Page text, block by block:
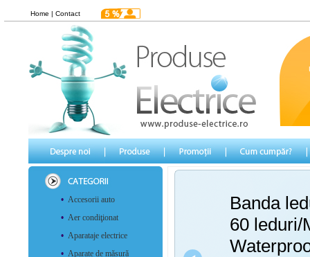
Home | Contact
• Accesorii auto
• Aer condiţionat
• Aparataje electrice
• Aparate de măsură
Banda
60 leduri/